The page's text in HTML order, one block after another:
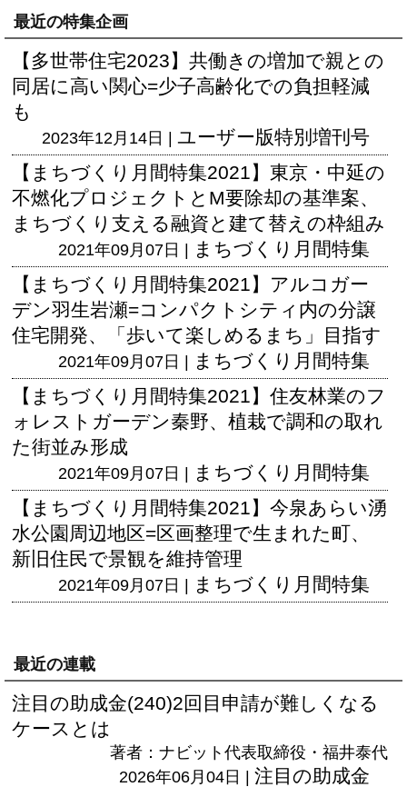
最近の特集企画
【多世帯住宅2023】共働きの増加で親との
同居に高い関心=少子高齢化での負担軽減
も
2023年12月14日 | ユーザー版特別増刊号
【まちづくり月間特集2021】東京・中延の
不燃化プロジェクトとM要除却の基準案、
まちづくり支える融資と建て替えの枠組み
2021年09月07日 | まちづくり月間特集
【まちづくり月間特集2021】アルコガー
デン羽生岩瀬=コンパクトシティ内の分譲
住宅開発、「歩いて楽しめるまち」目指す
2021年09月07日 | まちづくり月間特集
【まちづくり月間特集2021】住友林業のフ
ォレストガーデン秦野、植栽で調和の取れ
た街並み形成
2021年09月07日 | まちづくり月間特集
【まちづくり月間特集2021】今泉あらい湧
水公園周辺地区=区画整理で生まれた町、
新旧住民で景観を維持管理
2021年09月07日 | まちづくり月間特集
最近の連載
注目の助成金(240)2回目申請が難しくなる
ケースとは
著者：ナビット代表取締役・福井泰代
2026年06月04日 | 注目の助成金